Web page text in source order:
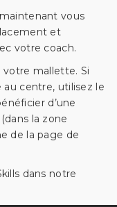
vous
et
votre coach.
votre mallette. Si
centre, utilisez le
d’une
la zone
de la page de
dans notre